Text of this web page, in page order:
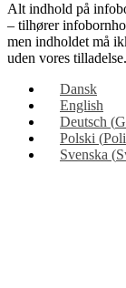
Alt indhold på
– tilhører
men indholdet må
uden vores tilladelse.
Dansk
English
Deutsch (
Polski (
Svenska (